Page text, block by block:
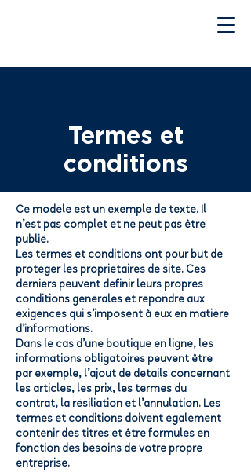
Termes et
conditions
Ce modèle est un exemple de texte. Il
n’est pas complet et ne peut pas être
publié.
Les termes et conditions ont pour but de
protéger les propriétaires de site. Ces
derniers peuvent définir leurs propres
conditions générales et répondre aux
exigences qui s’imposent à eux en matière
d’informations.
Dans le cas d’une boutique en ligne, les
informations obligatoires peuvent être
par exemple, l’ajout de détails concernant
les articles, les prix, les termes du
contrat, la résiliation et l’annulation. Les
termes et conditions doivent également
contenir des titres et être formulés en
fonction des besoins de votre propre
entreprise.